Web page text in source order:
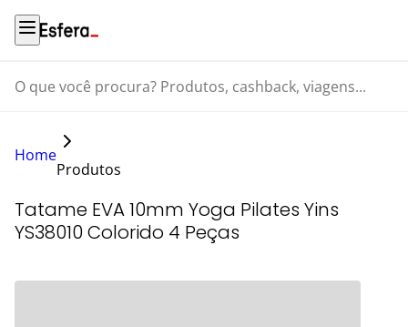
O que você procura? Produtos, cashback, viagens...
Home
Produtos
Tatame EVA 10mm Yoga Pilates Yins
YS38010 Colorido 4 Peças